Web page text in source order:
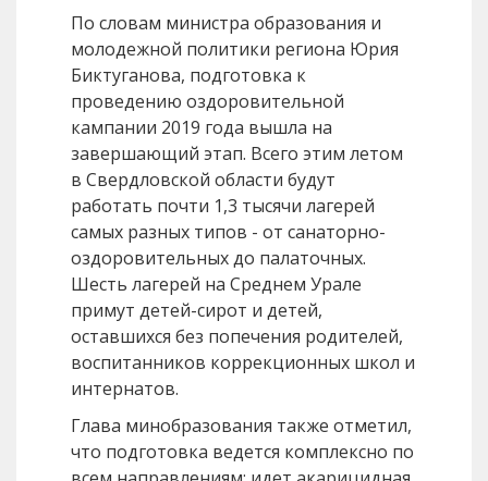
По словам министра образования и
молодежной политики региона Юрия
Биктуганова, подготовка к
проведению оздоровительной
кампании 2019 года вышла на
завершающий этап. Всего этим летом
в Свердловской области будут
работать почти 1,3 тысячи лагерей
самых разных типов - от санаторно-
оздоровительных до палаточных.
Шесть лагерей на Среднем Урале
примут детей-сирот и детей,
оставшихся без попечения родителей,
воспитанников коррекционных школ и
интернатов.
Глава минобразования также отметил,
что подготовка ведется комплексно по